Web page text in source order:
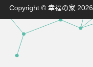
Copyright © 幸福の家 2026